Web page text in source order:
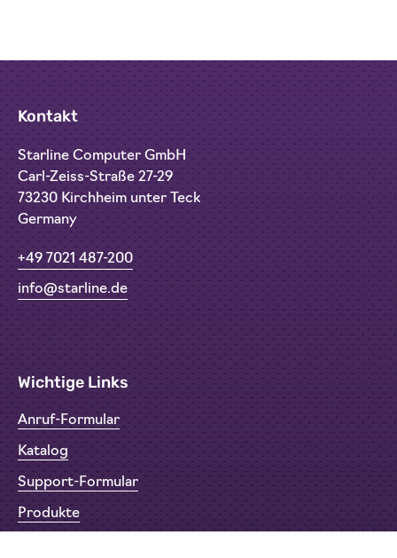
Kontakt
Starline Computer GmbH
Carl-Zeiss-Straße 27-29
73230 Kirchheim unter Teck
Germany
+49 7021 487-200
info@starline.de
Wichtige Links
Anruf-Formular
Katalog
Support-Formular
Produkte